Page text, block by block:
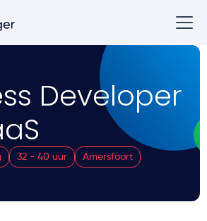
Developer
32 - 40 uur Amersfoort